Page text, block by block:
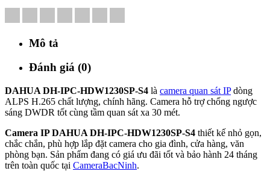
Mô tả
Đánh giá (0)
DAHUA DH-IPC-HDW1230SP-S4 là camera quan sát IPdòng
ALPS H.265 chất lượng, chính hãng. Camera hỗ trợ chống ngược
sáng DWDR tốt cùng tầm quan sát xa 30 mét.
Camera IP DAHUA DH-IPC-HDW1230SP-S4 thiết kế nhỏ gọn,
chắc chắn, phù hợp lắp đặt camera cho gia đình, cửa hàng, văn
phòng bạn. Sản phẩm đang có giá ưu đãi tốt và bảo hành 24 tháng
trên toàn quốc tại CameraBacNinh.